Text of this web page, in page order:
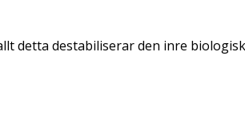
detta destabiliserar den inre